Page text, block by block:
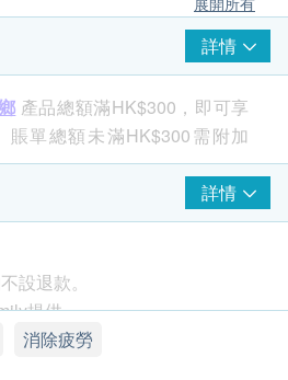
詳情
產品總額滿HK$300，即可享
單總額未滿HK$300需附加
詳情
設退款。
提供。
授權使用；圖片只供參考。
消除疲勞